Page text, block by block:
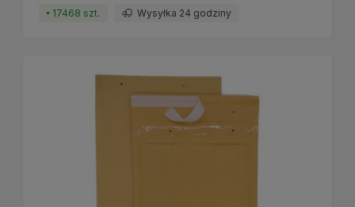
17468 szt. Wysyłka 24 godziny